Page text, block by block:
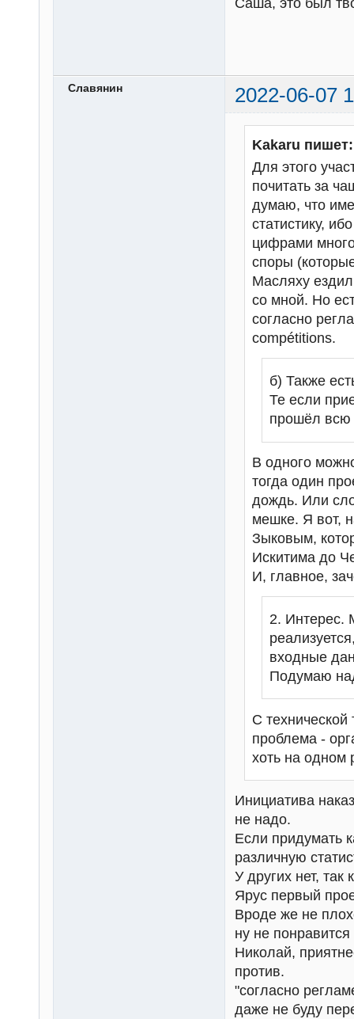
Славянин 2022-06-07
Kakaru пишет:
Для этого
почитать за
думаю, что
статистику,
цифрами
споры
Масляху
со мной. Но
согласно
compétitions.
б) Также
Те если
прошёл всю
В одного
тогда один
дождь. Или
мешке. Я вот,
Зыковым,
Искитима до
И, главное,
2. Интерес.
входные
Подумаю
С технической
проблема -
хоть на одном
Инициатива
не надо.
Если придумать
различную
У других нет, так
Ярус первый
Вроде же не
ну не
Николай,
против.
"согласно
даже не буду